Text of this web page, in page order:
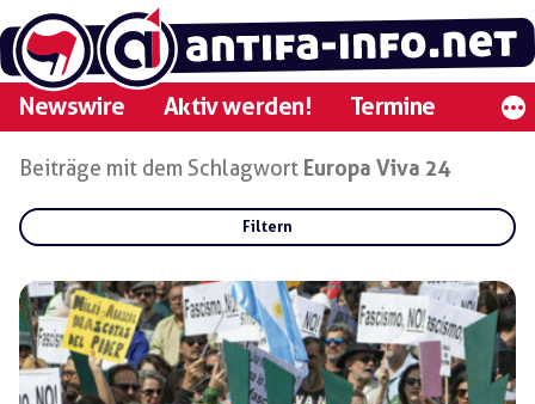
Zum
Inhalt
springen
Newswire Aktiv werden! Termine
Beiträge mit dem Schlagwort Europa Viva 24
Filtern
Gruppen: